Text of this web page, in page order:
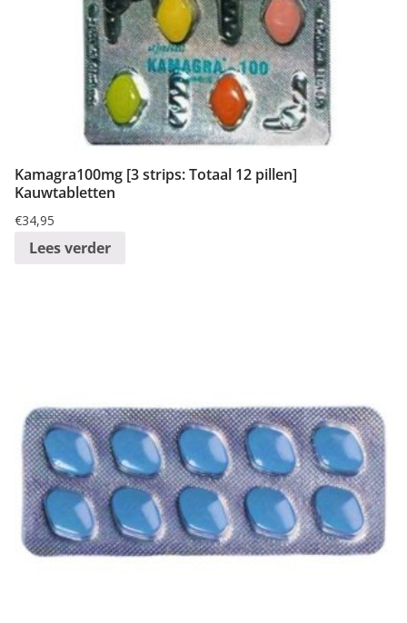
Kamagra100mg [3 strips: Totaal 12 pillen]
Kauwtabletten
€34,95
Lees verder